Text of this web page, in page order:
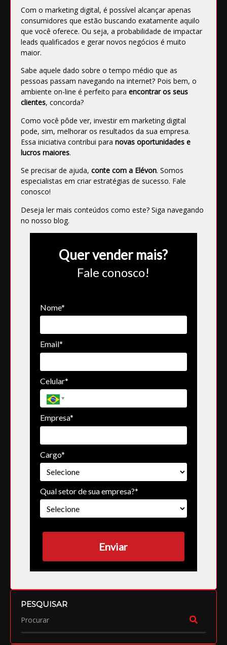
Com o marketing digital, é possível alcançar apenas
consumidores que estão buscando exatamente aquilo
que você oferece. Ou seja, a probabilidade de impactar
leads qualificados e gerar novos negócios é muito
maior.
Sabe aquele dado sobre o tempo médio que as
pessoas passam navegando na internet? Pois bem, o
ambiente on-line é perfeito para encontrar os seus
clientes, concorda?
Como você pôde ver, investir em marketing digital
pode, sim, melhorar os resultados da sua empresa.
Essa iniciativa contribui para novas oportunidades e
lucros maiores.
Se precisar de ajuda, conte com a Elévon. Somos
especialistas em criar estratégias de sucesso. Fale
conosco!
Deseja ler mais conteúdos como este? Siga navegando
no nosso blog.
Quer vender mais?
Fale conosco!
Nome*
Email*
Celular*
Empresa*
Cargo*
Qual setor de sua empresa?*
Enviar
PESQUISAR